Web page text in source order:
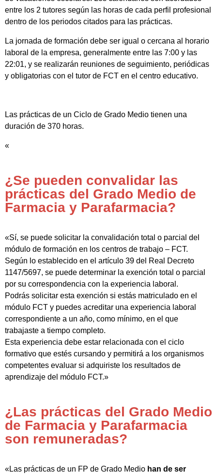
entre los 2 tutores según las horas de cada perfil profesional
dentro de los periodos citados para las prácticas.
La jornada de formación debe ser igual o cercana al horario
laboral de la empresa, generalmente entre las 7:00 y las
22:01, y se realizarán reuniones de seguimiento, periódicas
y obligatorias con el tutor de FCT en el centro educativo.
Las prácticas de un Ciclo de Grado Medio tienen una
duración de 370 horas.
«
¿Se pueden convalidar las
prácticas del Grado Medio de
Farmacia y Parafarmacia?
«Sí, se puede solicitar la convalidación total o parcial del
módulo de formación en los centros de trabajo – FCT.
Según lo establecido en el artículo 39 del Real Decreto
1147/5697, se puede determinar la exención total o parcial
por su correspondencia con la experiencia laboral.
Podrás solicitar esta exención si estás matriculado en el
módulo FCT y puedes acreditar una experiencia laboral
correspondiente a un año, como mínimo, en el que
trabajaste a tiempo completo.
Esta experiencia debe estar relacionada con el ciclo
formativo que estés cursando y permitirá a los organismos
competentes evaluar si adquiriste los resultados de
aprendizaje del módulo FCT.»
¿Las prácticas del Grado Medio
de Farmacia y Parafarmacia
son remuneradas?
«Las prácticas de un FP de Grado Medio han de ser